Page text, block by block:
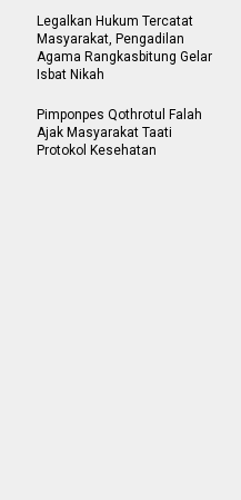
Legalkan Hukum Tercatat
Masyarakat, Pengadilan
Agama Rangkasbitung Gelar
Isbat Nikah
Pimponpes Qothrotul Falah
Ajak Masyarakat Taati
Protokol Kesehatan